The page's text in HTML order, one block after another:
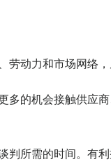
动力和市场网络，
多的机会接触供应
判所需的时间。有